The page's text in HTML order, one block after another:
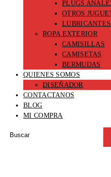
PLUGS
OTROS
ROPA EXTERIOR
CAMISILLAS
CAMISETAS
BERMUDAS
QUIENES SOMOS
DISEÑADOR
CONTACTANOS
BLOG
MI COMPRA
Buscar